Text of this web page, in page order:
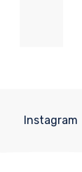
Instagram